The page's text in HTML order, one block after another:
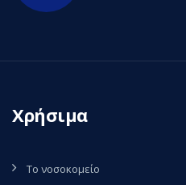
Χρήσιμα
Το νοσοκομείο